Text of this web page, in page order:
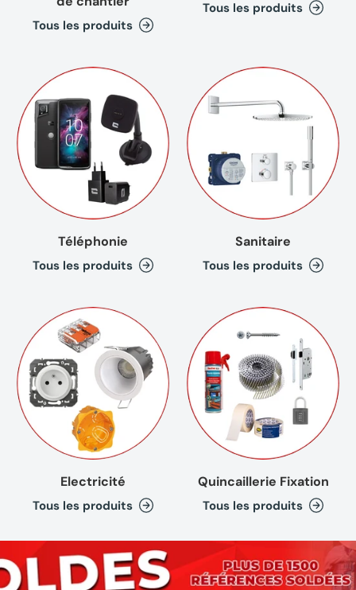
(2
Tous les produits
Tous les produits
Téléphonie
Tous les produits
Sanitaire
Tous les produits
Electricité
Tous les produits
Quincaillerie Fixation
Tous les produits